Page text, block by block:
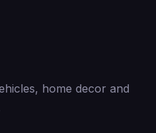
home decor and